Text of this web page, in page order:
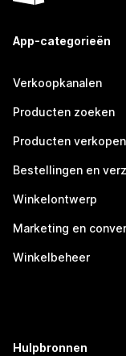
App-categorieën
Verkoopkanalen
Producten zoeken
Producten verkopen
Bestellingen en
Winkelontwerp
Marketing en
Winkelbeheer
Hulpbronnen